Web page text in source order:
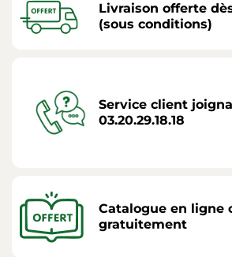
Livraison offerte
(sous conditions)
Service client
03.20.29.18.18
Catalogue en ligne
gratuitement